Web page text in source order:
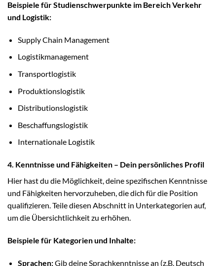
Beispiele für Studienschwerpunkte im Bereich Verkehr
und Logistik:
Supply Chain Management
Logistikmanagement
Transportlogistik
Produktionslogistik
Distributionslogistik
Beschaffungslogistik
Internationale Logistik
4. Kenntnisse und Fähigkeiten – Dein persönliches Profil
Hier hast du die Möglichkeit, deine spezifischen Kenntnisse
und Fähigkeiten hervorzuheben, die dich für die Position
qualifizieren. Teile diesen Abschnitt in Unterkategorien auf,
um die Übersichtlichkeit zu erhöhen.
Beispiele für Kategorien und Inhalte:
Sprachen:Gib deine Sprachkenntnisse an (z.B. Deutsch